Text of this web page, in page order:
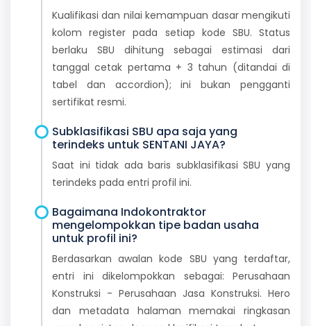
Kualifikasi dan nilai kemampuan dasar mengikuti
kolom register pada setiap kode SBU. Status
berlaku SBU dihitung sebagai estimasi dari
tanggal cetak pertama + 3 tahun (ditandai di
tabel dan accordion); ini bukan pengganti
sertifikat resmi.
Subklasifikasi SBU apa saja yang
terindeks untuk SENTANI JAYA?
Saat ini tidak ada baris subklasifikasi SBU yang
terindeks pada entri profil ini.
Bagaimana Indokontraktor
mengelompokkan tipe badan usaha
untuk profil ini?
Berdasarkan awalan kode SBU yang terdaftar,
entri ini dikelompokkan sebagai: Perusahaan
Konstruksi - Perusahaan Jasa Konstruksi. Hero
dan metadata halaman memakai ringkasan